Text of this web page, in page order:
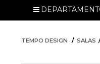
TEMPO DESIGN SALAS